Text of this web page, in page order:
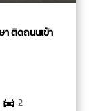
ติดถนนเข้า
2